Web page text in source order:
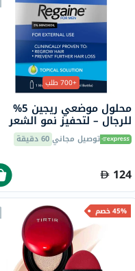
+700 طلب
محلول موضعي ريجين 5%
للرجال – لتحفيز نمو الشعر
وعلاج الصلع الوراثي
توصيل مجاني60 دقيقة
124
45% خصم